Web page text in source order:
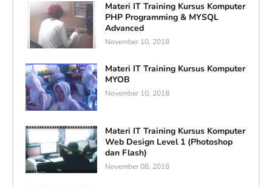
Materi IT Training Kursus Komputer
PHP Programming & MYSQL
Advanced
November 10, 2018
Materi IT Training Kursus Komputer
MYOB
November 10, 2018
Materi IT Training Kursus Komputer
Web Design Level 1 (Photoshop
dan Flash)
November 08, 2018